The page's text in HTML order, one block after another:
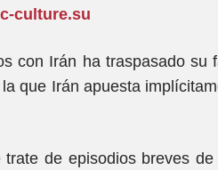
culture.su
con Irán ha traspasado su
que Irán apuesta
de episodios breves